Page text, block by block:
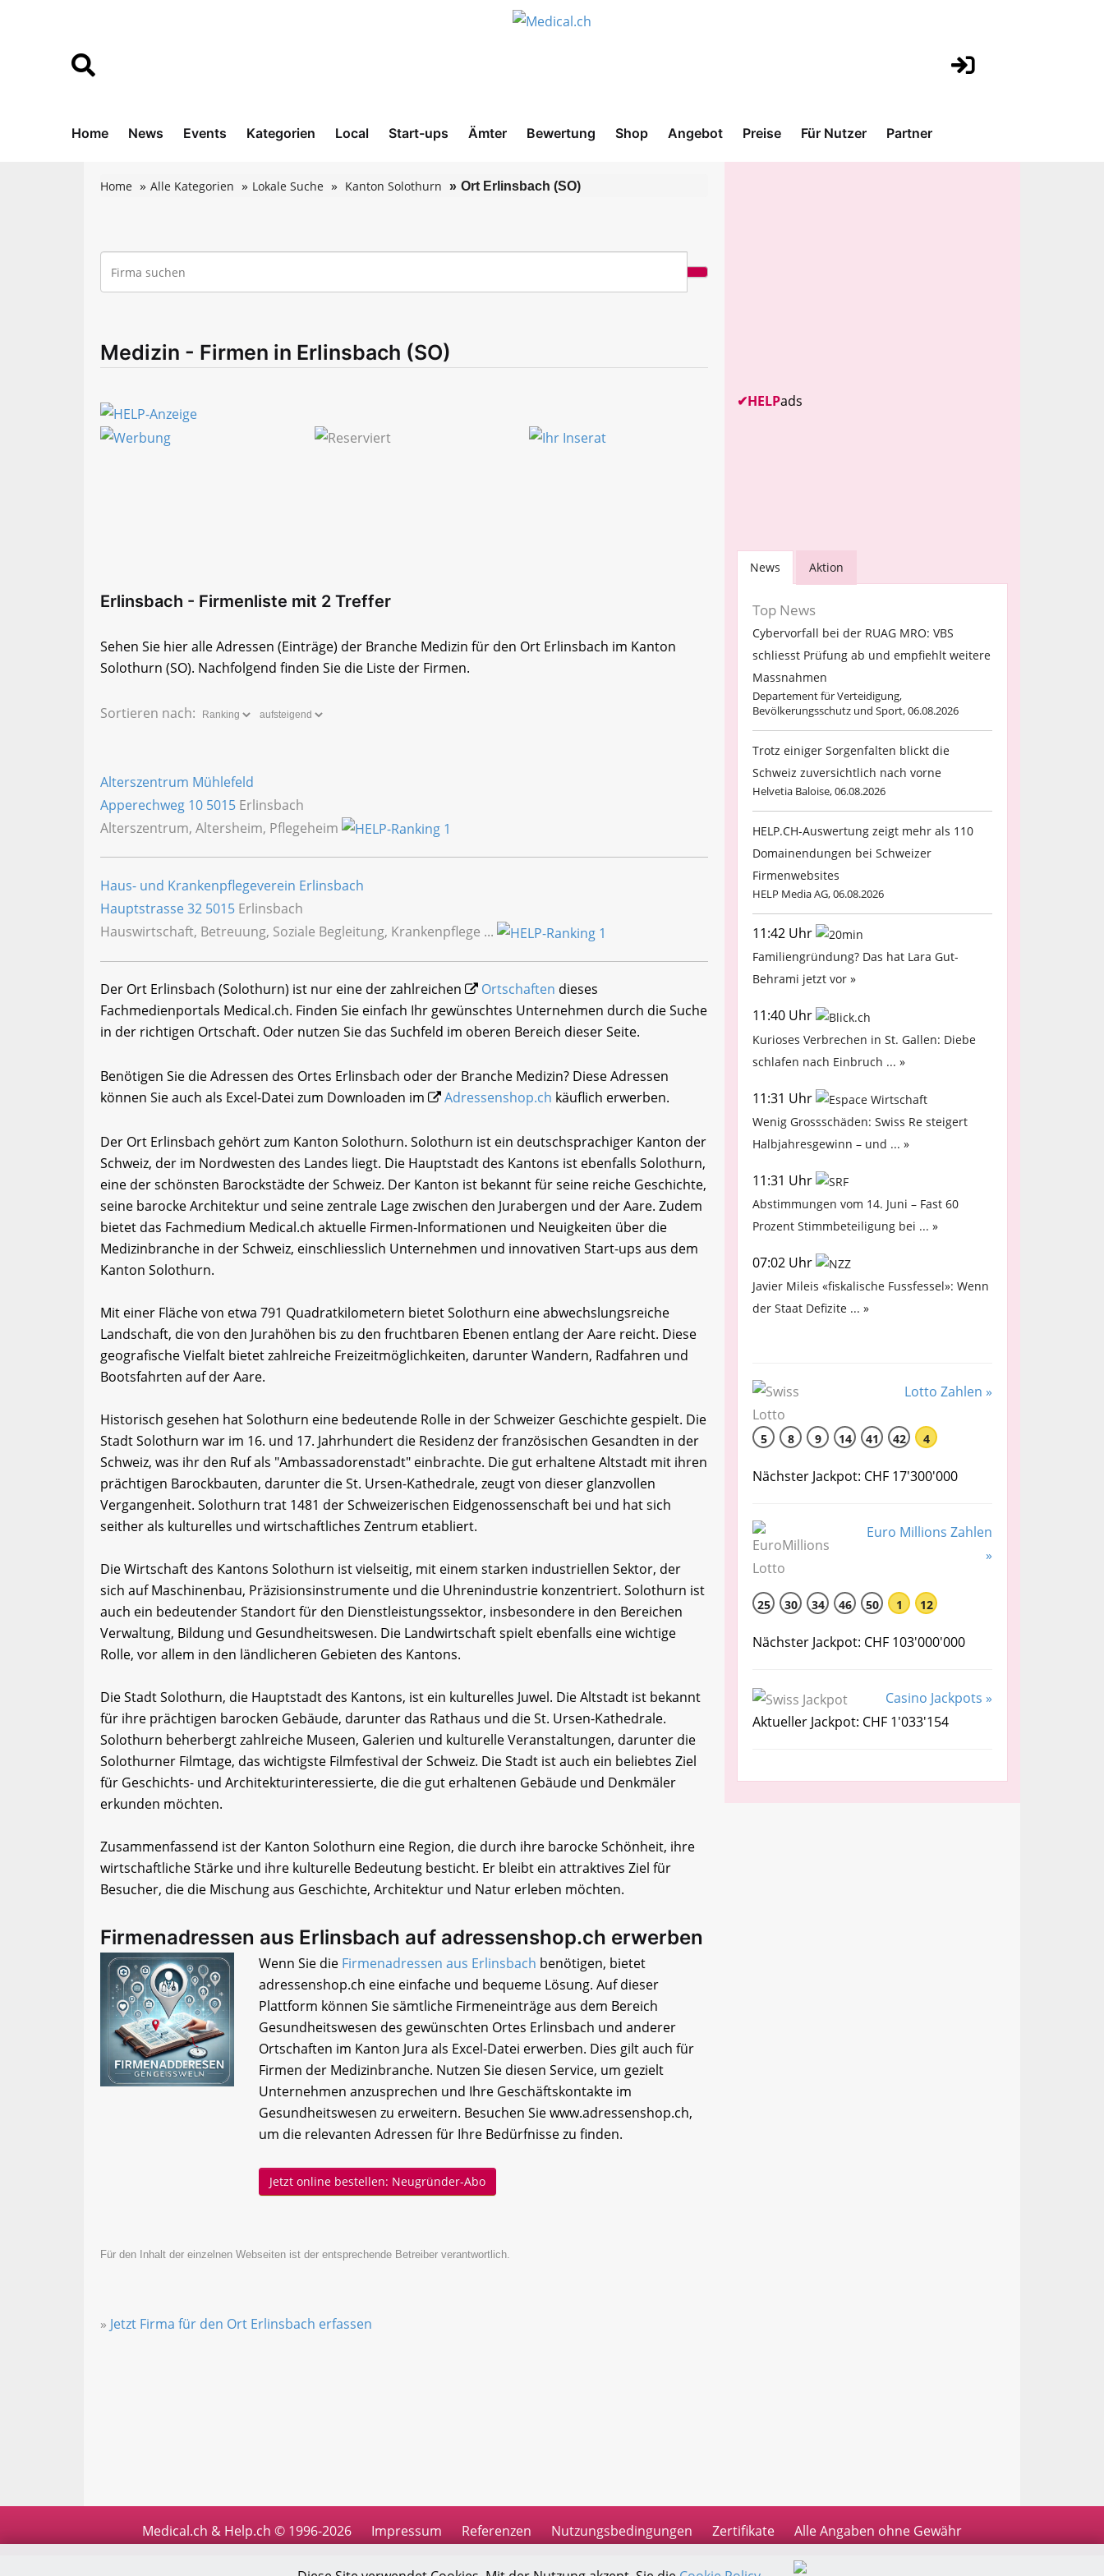
Home News Events Kategorien Local Start-ups Ämter Bewertung Shop Angebot Preise Für Nutzer Partner
Home Alle Kategorien Lokale Suche Kanton Solothurn Ort Erlinsbach (SO)
Medizin - Firmen in Erlinsbach (SO)
Erlinsbach - Firmenliste mit 2 Treffer
Sehen Sie hier alle Adressen (Einträge) der Branche Medizin für den Ort Erlinsbach im Kanton
Solothurn (SO). Nachfolgend finden Sie die Liste der Firmen.
Sortieren nach:
Alterszentrum Mühlefeld
Apperechweg 10 5015 Erlinsbach
Alterszentrum, Altersheim, Pflegeheim
Haus- und Krankenpflegeverein Erlinsbach
Hauptstrasse 32 5015 Erlinsbach
Hauswirtschaft, Betreuung, Soziale Begleitung, Krankenpflege ...
Der Ort Erlinsbach (Solothurn) ist nur eine der zahlreichen Ortschaften dieses
Fachmedienportals Medical.ch. Finden Sie einfach Ihr gewünschtes Unternehmen durch die Suche
in der richtigen Ortschaft. Oder nutzen Sie das Suchfeld im oberen Bereich dieser Seite.
Benötigen Sie die Adressen des Ortes Erlinsbach oder der Branche Medizin? Diese Adressen
können Sie auch als Excel-Datei zum Downloaden im
Adressenshop.ch käuflich erwerben.
Der Ort Erlinsbach gehört zum Kanton Solothurn. Solothurn ist ein deutschsprachiger Kanton der
Schweiz, der im Nordwesten des Landes liegt. Die Hauptstadt des Kantons ist ebenfalls Solothurn,
eine der schönsten Barockstädte der Schweiz. Der Kanton ist bekannt für seine reiche Geschichte,
seine barocke Architektur und seine zentrale Lage zwischen den Jurabergen und der Aare. Zudem
bietet das Fachmedium Medical.ch aktuelle Firmen-Informationen und Neuigkeiten über die
Medizinbranche in der Schweiz, einschliesslich Unternehmen und innovativen Start-ups aus dem
Kanton Solothurn.
Mit einer Fläche von etwa 791 Quadratkilometern bietet Solothurn eine abwechslungsreiche
Landschaft, die von den Jurahöhen bis zu den fruchtbaren Ebenen entlang der Aare reicht. Diese
geografische Vielfalt bietet zahlreiche Freizeitmöglichkeiten, darunter Wandern, Radfahren und
Bootsfahrten auf der Aare.
Historisch gesehen hat Solothurn eine bedeutende Rolle in der Schweizer Geschichte gespielt. Die
Stadt Solothurn war im 16. und 17. Jahrhundert die Residenz der französischen Gesandten in der
Schweiz, was ihr den Ruf als "Ambassadorenstadt" einbrachte. Die gut erhaltene Altstadt mit ihren
prächtigen Barockbauten, darunter die St. Ursen-Kathedrale, zeugt von dieser glanzvollen
Vergangenheit. Solothurn trat 1481 der Schweizerischen Eidgenossenschaft bei und hat sich
seither als kulturelles und wirtschaftliches Zentrum etabliert.
Die Wirtschaft des Kantons Solothurn ist vielseitig, mit einem starken industriellen Sektor, der
sich auf Maschinenbau, Präzisionsinstrumente und die Uhrenindustrie konzentriert. Solothurn ist
auch ein bedeutender Standort für den Dienstleistungssektor, insbesondere in den Bereichen
Verwaltung, Bildung und Gesundheitswesen. Die Landwirtschaft spielt ebenfalls eine wichtige
Rolle, vor allem in den ländlicheren Gebieten des Kantons.
Die Stadt Solothurn, die Hauptstadt des Kantons, ist ein kulturelles Juwel. Die Altstadt ist bekannt
für ihre prächtigen barocken Gebäude, darunter das Rathaus und die St. Ursen-Kathedrale.
Solothurn beherbergt zahlreiche Museen, Galerien und kulturelle Veranstaltungen, darunter die
Solothurner Filmtage, das wichtigste Filmfestival der Schweiz. Die Stadt ist auch ein beliebtes Ziel
für Geschichts- und Architekturinteressierte, die die gut erhaltenen Gebäude und Denkmäler
erkunden möchten.
Zusammenfassend ist der Kanton Solothurn eine Region, die durch ihre barocke Schönheit, ihre
wirtschaftliche Stärke und ihre kulturelle Bedeutung besticht. Er bleibt ein attraktives Ziel für
Besucher, die die Mischung aus Geschichte, Architektur und Natur erleben möchten.
Firmenadressen aus Erlinsbach auf adressenshop.ch erwerben
Wenn Sie die Firmenadressen aus Erlinsbach benötigen, bietet
adressenshop.ch eine einfache und bequeme Lösung. Auf dieser
Plattform können Sie sämtliche Firmeneinträge aus dem Bereich
Gesundheitswesen des gewünschten Ortes Erlinsbach und anderer
Ortschaften im Kanton Jura als Excel-Datei erwerben. Dies gilt auch für
Firmen der Medizinbranche. Nutzen Sie diesen Service, um gezielt
Unternehmen anzusprechen und Ihre Geschäftskontakte im
Gesundheitswesen zu erweitern. Besuchen Sie www.adressenshop.ch,
um die relevanten Adressen für Ihre Bedürfnisse zu finden.
Jetzt online bestellen: Neugründer-Abo
Für den Inhalt der einzelnen Webseiten ist der entsprechende Betreiber verantwortlich.
» Jetzt Firma für den Ort Erlinsbach erfassen
✔HELPads
News Aktion
Top News
Cybervorfall bei der RUAG MRO: VBS
schliesst Prüfung ab und empfiehlt weitere
Massnahmen
Departement für Verteidigung,
Bevölkerungsschutz und Sport, 06.08.2026
Trotz einiger Sorgenfalten blickt die
Schweiz zuversichtlich nach vorne
Helvetia Baloise, 06.08.2026
HELP.CH-Auswertung zeigt mehr als 110
Domainendungen bei Schweizer
Firmenwebsites
HELP Media AG, 06.08.2026
11:42 Uhr
Familiengründung? Das hat Lara Gut-
Behrami jetzt vor »
11:40 Uhr
Kurioses Verbrechen in St. Gallen: Diebe
schlafen nach Einbruch ... »
11:31 Uhr
Wenig Grossschäden: Swiss Re steigert
Halbjahresgewinn – und ... »
11:31 Uhr
Abstimmungen vom 14. Juni – Fast 60
Prozent Stimmbeteiligung bei ... »
07:02 Uhr
Javier Mileis «fiskalische Fussfessel»: Wenn
der Staat Defizite ... »
Lotto Zahlen »
5 8 9 14 41 42 4
Nächster Jackpot: CHF 17'300'000
Euro Millions Zahlen
»
25 30 34 46 50 1 12
Nächster Jackpot: CHF 103'000'000
Casino Jackpots »
Aktueller Jackpot: CHF 1'033'154
Medical.ch & Help.ch © 1996-2026 Impressum Referenzen Nutzungsbedingungen Zertifikate Alle Angaben ohne Gewähr